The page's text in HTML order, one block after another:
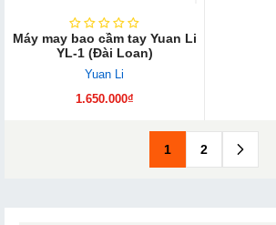
Máy may bao cầm tay Yuan Li
YL-1 (Đài Loan)
Yuan Li
1.650.000₫
1 2